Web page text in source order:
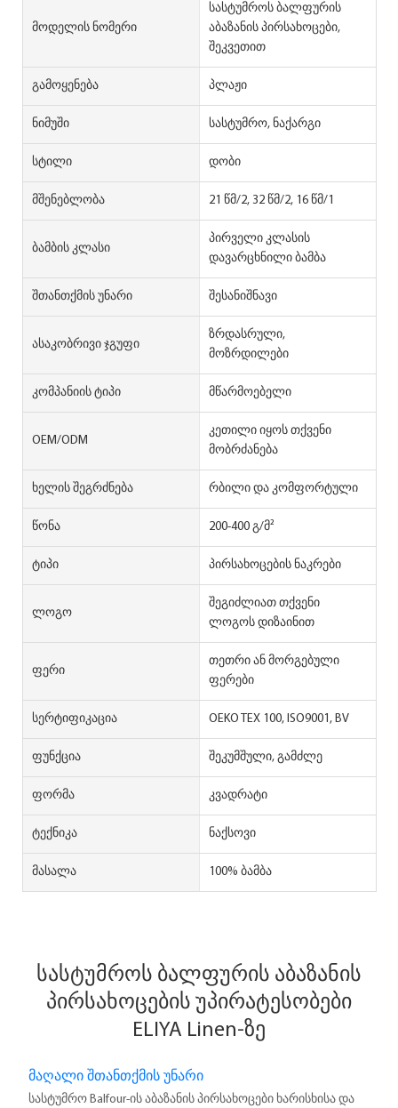
Მოდელის Ნომერი
სასტუმროს ბალფურის
აბაზანის პირსახოცები,
შეკვეთით
Გამოყენება პლაჟი
Ნიმუში სასტუმრო, ნაქარგი
Სტილი დობი
Მშენებლობა 21 წმ/2, 32 წმ/2, 16 წმ/1
Ბამბის Კლასი
პირველი კლასის
დავარცხნილი ბამბა
Შთანთქმის Უნარი შესანიშნავი
Ასაკობრივი Ჯგუფი
ზრდასრული,
მოზრდილები
Კომპანიის Ტიპი მწარმოებელი
OEM/ODM
კეთილი იყოს თქვენი
მობრძანება
Ხელის Შეგრძნება რბილი და კომფორტული
Წონა 200-400 გ/მ²
Ტიპი პირსახოცების ნაკრები
Ლოგო
შეგიძლიათ თქვენი
ლოგოს დიზაინით
Ფერი
თეთრი ან მორგებული
ფერები
Სერტიფიკაცია OEKO TEX 100, ISO9001, BV
Ფუნქცია შეკუმშული, გამძლე
Ფორმა კვადრატი
Ტექნიკა ნაქსოვი
Მასალა 100% ბამბა
სასტუმროს ბალფურის აბაზანის
პირსახოცების უპირატესობები
ELIYA Linen-ზე
მაღალი შთანთქმის უნარი
სასტუმრო Balfour-ის აბაზანის პირსახოცები ხარისხისა და